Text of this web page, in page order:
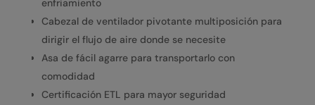
enfriamiento
Cabezal de ventilador pivotante multiposición para
dirigir el flujo de aire donde se necesite
Asa de fácil agarre para transportarlo con
comodidad
Certificación ETL para mayor seguridad